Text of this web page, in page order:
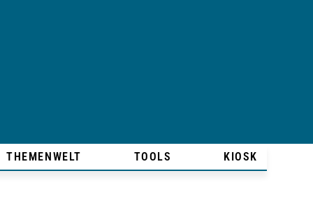
THEMENWELT TOOLS KIOSK